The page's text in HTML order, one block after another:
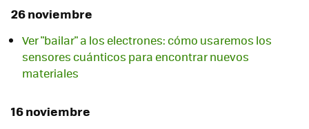
26 noviembre
Ver "bailar" a los electrones: cómo usaremos los
sensores cuánticos para encontrar nuevos
materiales
16 noviembre